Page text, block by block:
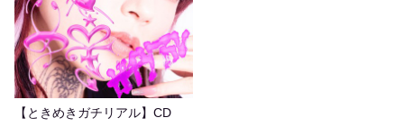
【ときめきガチリアル】CD